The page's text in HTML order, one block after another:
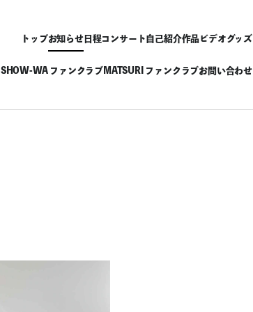
トップお知らせ日程コンサート自己紹介作品ビデオグッズ
SHOW-WA ファンクラブMATSURI ファンクラブお問い合わせ